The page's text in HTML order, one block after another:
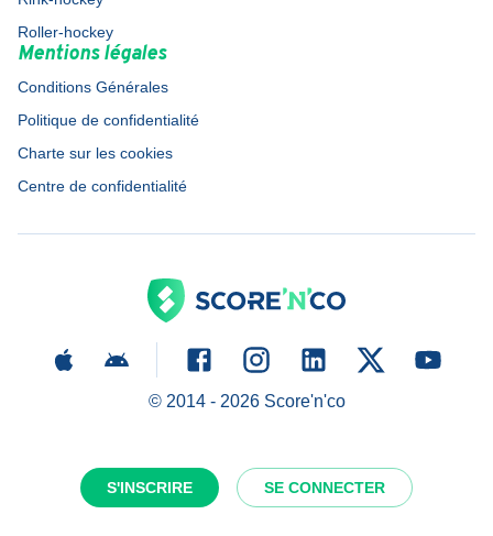
S'INSCRIRE SE CONNECTER
Roller-hockey
Mentions légales
Conditions Générales
Politique de confidentialité
Charte sur les cookies
Centre de confidentialité
© 2014 - 2026Score'n'co